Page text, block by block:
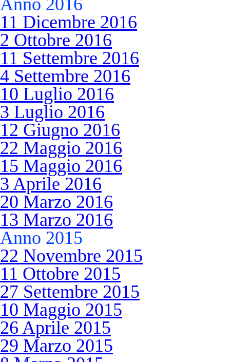
Anno 2016
11 Dicembre 2016
2 Ottobre 2016
11 Settembre 2016
4 Settembre 2016
10 Luglio 2016
3 Luglio 2016
12 Giugno 2016
22 Maggio 2016
15 Maggio 2016
3 Aprile 2016
20 Marzo 2016
13 Marzo 2016
Anno 2015
22 Novembre 2015
11 Ottobre 2015
27 Settembre 2015
10 Maggio 2015
26 Aprile 2015
29 Marzo 2015